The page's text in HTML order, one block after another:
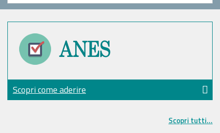
Scopri come aderire
Scopri tutti...